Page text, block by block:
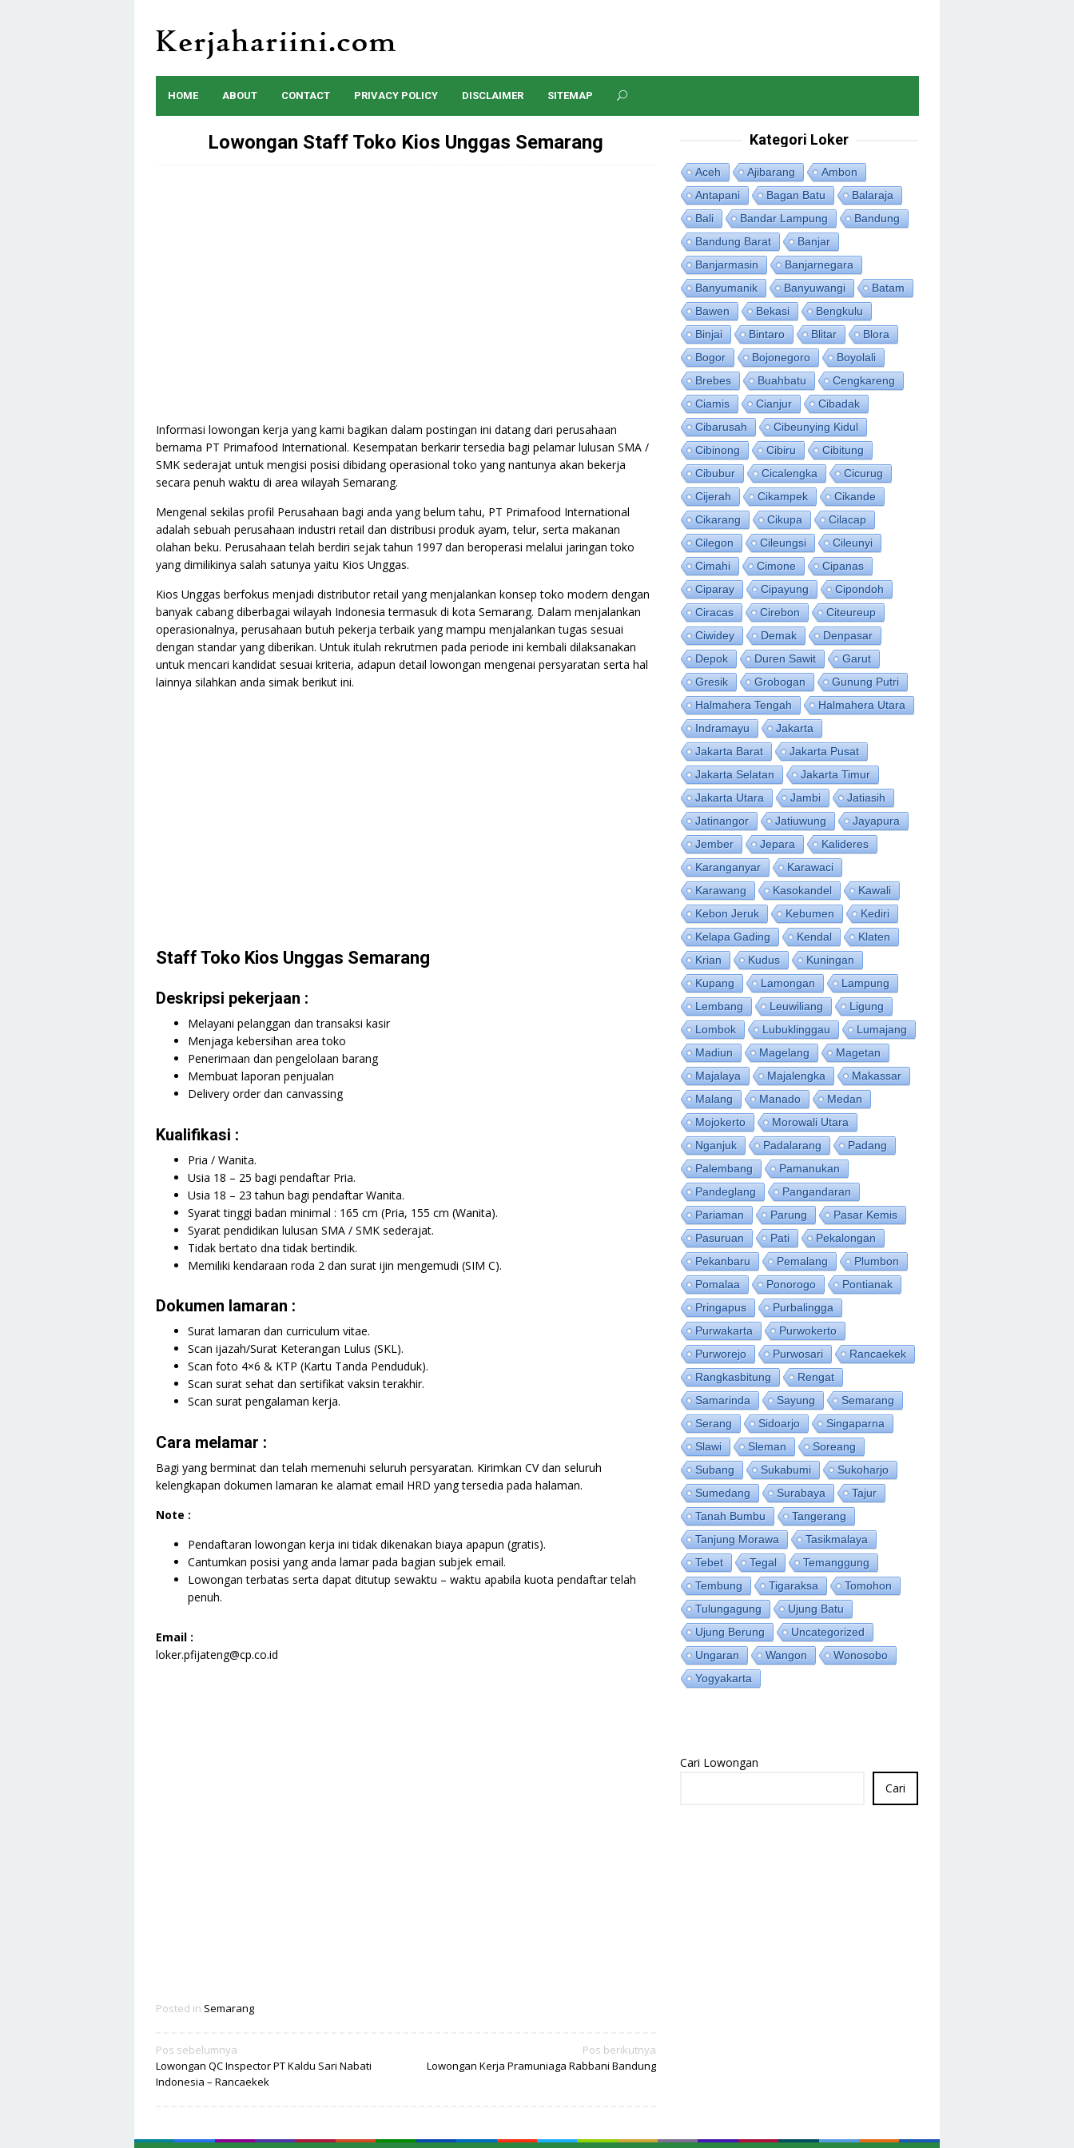
content
HOME ABOUT CONTACT PRIVACY POLICY DISCLAIMER SITEMAP
Lowongan Staff Toko Kios Unggas Semarang
Informasi lowongan kerja yang kami bagikan dalam postingan ini datang dari perusahaan
bernama PT Primafood International. Kesempatan berkarir tersedia bagi pelamar lulusan SMA /
SMK sederajat untuk mengisi posisi dibidang operasional toko yang nantunya akan bekerja
secara penuh waktu di area wilayah Semarang.
Mengenal sekilas profil Perusahaan bagi anda yang belum tahu, PT Primafood International
adalah sebuah perusahaan industri retail dan distribusi produk ayam, telur, serta makanan
olahan beku. Perusahaan telah berdiri sejak tahun 1997 dan beroperasi melalui jaringan toko
yang dimilikinya salah satunya yaitu Kios Unggas.
Kios Unggas berfokus menjadi distributor retail yang menjalankan konsep toko modern dengan
banyak cabang diberbagai wilayah Indonesia termasuk di kota Semarang. Dalam menjalankan
operasionalnya, perusahaan butuh pekerja terbaik yang mampu menjalankan tugas sesuai
dengan standar yang diberikan. Untuk itulah rekrutmen pada periode ini kembali dilaksanakan
untuk mencari kandidat sesuai kriteria, adapun detail lowongan mengenai persyaratan serta hal
lainnya silahkan anda simak berikut ini.
Staff Toko Kios Unggas Semarang
Deskripsi pekerjaan :
Melayani pelanggan dan transaksi kasir
Menjaga kebersihan area toko
Penerimaan dan pengelolaan barang
Membuat laporan penjualan
Delivery order dan canvassing
Kualifikasi :
Pria / Wanita.
Usia 18 – 25 bagi pendaftar Pria.
Usia 18 – 23 tahun bagi pendaftar Wanita.
Syarat tinggi badan minimal : 165 cm (Pria, 155 cm (Wanita).
Syarat pendidikan lulusan SMA / SMK sederajat.
Tidak bertato dna tidak bertindik.
Memiliki kendaraan roda 2 dan surat ijin mengemudi (SIM C).
Dokumen lamaran :
Surat lamaran dan curriculum vitae.
Scan ijazah/Surat Keterangan Lulus (SKL).
Scan foto 4×6 & KTP (Kartu Tanda Penduduk).
Scan surat sehat dan sertifikat vaksin terakhir.
Scan surat pengalaman kerja.
Cara melamar :
Bagi yang berminat dan telah memenuhi seluruh persyaratan. Kirimkan CV dan seluruh
kelengkapan dokumen lamaran ke alamat email HRD yang tersedia pada halaman.
Note :
Pendaftaran lowongan kerja ini tidak dikenakan biaya apapun (gratis).
Cantumkan posisi yang anda lamar pada bagian subjek email.
Lowongan terbatas serta dapat ditutup sewaktu – waktu apabila kuota pendaftar telah
penuh.
Email :
loker.pfijateng@cp.co.id
Posted in Semarang
Navigasi
pos
Pos sebelumnya
Lowongan QC Inspector PT Kaldu Sari Nabati
Indonesia – Rancaekek
Pos berikutnya
Lowongan Kerja Pramuniaga Rabbani Bandung
Kategori Loker
Aceh Ajibarang
Ambon
Antapani
Bagan Batu
Balaraja
Bali
Bandar Lampung
Bandung
Bandung Barat
Banjar
Banjarmasin
Banjarnegara
Banyumanik
Banyuwangi
Batam
Bawen
Bekasi
Bengkulu
Binjai
Bintaro Blitar
Blora
Bogor
Bojonegoro
Boyolali
Brebes
Buahbatu
Cengkareng
Ciamis
Cianjur
Cibadak
Cibarusah
Cibeunying Kidul
Cibinong
Cibiru
Cibitung
Cibubur
Cicalengka
Cicurug
Cijerah
Cikampek
Cikande
Cikarang
Cikupa
Cilacap
Cilegon
Cileungsi
Cileunyi
Cimahi
Cimone
Cipanas
Ciparay
Cipayung
Cipondoh
Ciracas
Cirebon
Citeureup
Ciwidey
Demak
Denpasar
Depok
Duren Sawit
Garut
Gresik
Grobogan
Gunung Putri
Halmahera Tengah
Halmahera Utara
Indramayu
Jakarta
Jakarta Barat
Jakarta Pusat
Jakarta Selatan
Jakarta Timur
Jakarta Utara
Jambi
Jatiasih
Jatinangor
Jatiuwung
Jayapura
Jember
Jepara
Kalideres
Karanganyar
Karawaci
Karawang
Kasokandel
Kawali
Kebon Jeruk
Kebumen
Kediri
Kelapa Gading
Kendal
Klaten
Krian
Kudus
Kuningan
Kupang
Lamongan
Lampung
Lembang
Leuwiliang
Ligung
Lombok
Lubuklinggau
Lumajang
Madiun
Magelang
Magetan
Majalaya
Majalengka
Makassar
Malang
Manado
Medan
Mojokerto
Morowali Utara
Nganjuk
Padalarang
Padang
Palembang
Pamanukan
Pandeglang
Pangandaran
Pariaman
Parung
Pasar Kemis
Pasuruan
Pati
Pekalongan
Pekanbaru
Pemalang
Plumbon
Pomalaa
Ponorogo
Pontianak
Pringapus
Purbalingga
Purwakarta
Purwokerto
Purworejo
Purwosari
Rancaekek
Rangkasbitung
Rengat
Samarinda
Sayung
Semarang
Serang
Sidoarjo
Singaparna
Slawi
Sleman
Soreang
Subang
Sukabumi
Sukoharjo
Sumedang
Surabaya
Tajur
Tanah Bumbu
Tangerang
Tanjung Morawa
Tasikmalaya
Tebet
Tegal
Temanggung
Tembung
Tigaraksa
Tomohon
Tulungagung
Ujung Batu
Ujung Berung
Uncategorized
Ungaran
Wangon
Wonosobo
Yogyakarta
Cari Lowongan
Cari